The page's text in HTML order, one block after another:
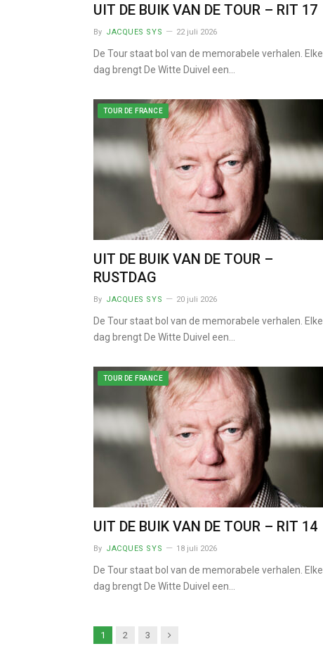
UIT DE BUIK VAN DE TOUR – RIT 17
By JACQUES SYS 22 juli 2026
De Tour staat bol van de memorabele verhalen. Elke
dag brengt De Witte Duivel een…
TOUR DE FRANCE
UIT DE BUIK VAN DE TOUR –
RUSTDAG
By JACQUES SYS 20 juli 2026
De Tour staat bol van de memorabele verhalen. Elke
dag brengt De Witte Duivel een…
TOUR DE FRANCE
UIT DE BUIK VAN DE TOUR – RIT 14
By JACQUES SYS 18 juli 2026
De Tour staat bol van de memorabele verhalen. Elke
dag brengt De Witte Duivel een…
1 2 3 Next